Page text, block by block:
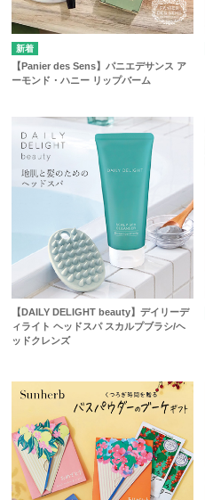
【Panier des Sens】パニエデサンス ア
ーモンド・ハニー リップバーム
【DAILY DELIGHT beauty】デイリーデ
ィライト ヘッドスパ スカルプブラシ/ヘ
ッドクレンズ